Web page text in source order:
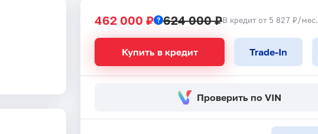
462 000 ₽ 624 000 ₽В кредит от 5 827 ₽/мес.
Купить в кредит Trade-In
Проверить по VIN